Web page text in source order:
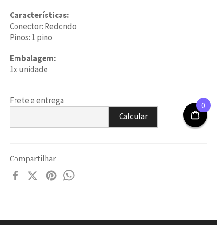
Características:
Conector: Redondo
Pinos: 1 pino
Embalagem:
1x unidade
Frete e entrega
Calcular
Compartilhar
Compartilhe
Compartilhar
Adicione
0